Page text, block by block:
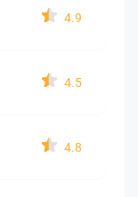
4.9
4.5
4.8